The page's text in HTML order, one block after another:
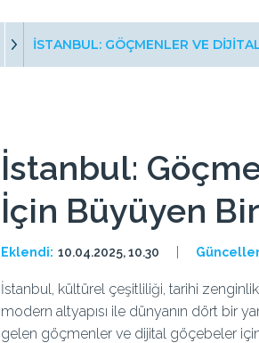
İSTANBUL: GÖÇMENLER VE
İstanbul:
İçin Büyüyen
Eklendi: 10.04.2025, 10.30
İstanbul, kültürel çeşitliliği, tarihi
modern altyapısı ile dünyanın dört bir
gelen göçmenler ve dijital göçebeler